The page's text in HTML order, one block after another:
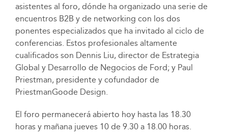
asistentes al foro, dónde ha organizado una serie de
encuentros B2B y de networking con los dos
ponentes especializados que ha invitado al ciclo de
conferencias. Estos profesionales altamente
cualificados son Dennis Liu, director de Estrategia
Global y Desarrollo de Negocios de Ford; y Paul
Priestman, presidente y cofundador de
PriestmanGoode Design.
El foro permanecerá abierto hoy hasta las 18.30
horas y mañana jueves 10 de 9.30 a 18.00 horas.